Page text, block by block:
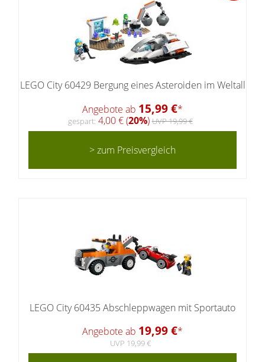
LEGO City 60429 Bergung eines Asteroiden im Weltall
Angebote ab 15,99 €*
gespart: 4,00 € (20%)UVP 19,99 €
> zum Preisvergleich
LEGO City 60435 Abschleppwagen mit Sportauto
Angebote ab 19,99 €*
UVP 19,99 €